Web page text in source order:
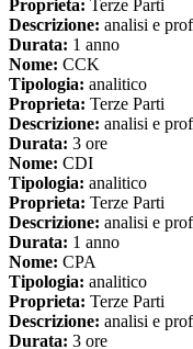
Proprieta: Terze Parti
Descrizione: analisi e
Durata: 1 anno
Nome: CCK
Tipologia: analitico
Proprieta: Terze Parti
Descrizione: analisi e
Durata: 3 ore
Nome: CDI
Tipologia: analitico
Proprieta: Terze Parti
Descrizione: analisi e
Durata: 1 anno
Nome: CPA
Tipologia: analitico
Proprieta: Terze Parti
Descrizione: analisi e
Durata: 3 ore